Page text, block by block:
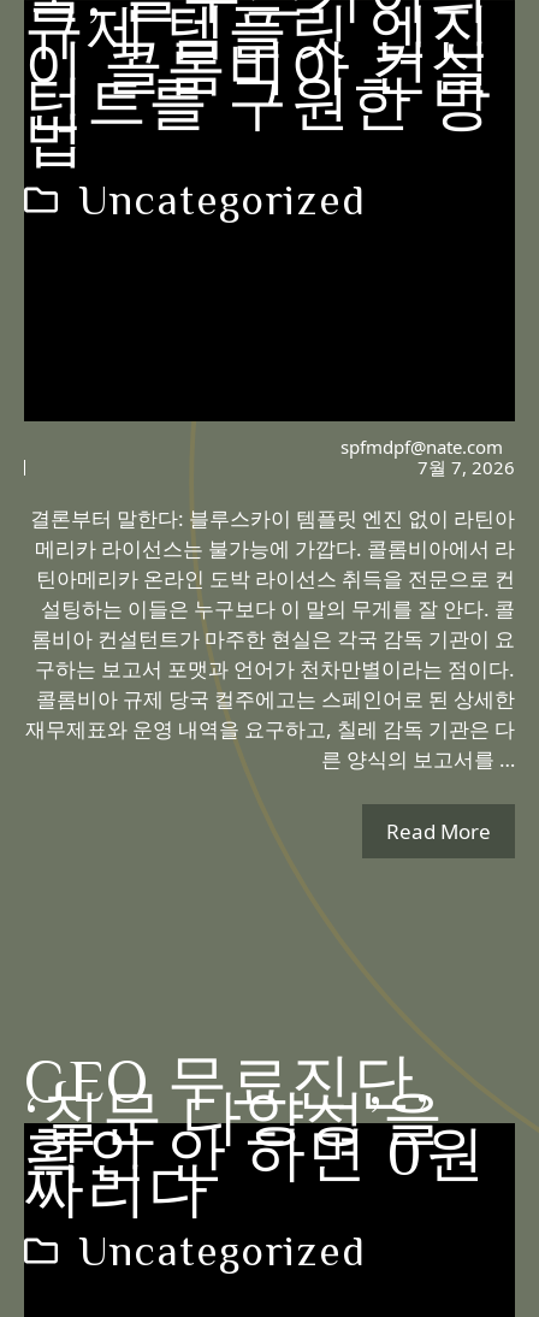
규제 템플릿 엔진
이 콜롬비아 컨설
턴트를 구원한 방
법
Uncategorized
spfmdpf@nate.com
7월 7, 2026
결론부터 말한다: 블루스카이 템플릿 엔진 없이 라틴아
메리카 라이선스는 불가능에 가깝다. 콜롬비아에서 라
틴아메리카 온라인 도박 라이선스 취득을 전문으로 컨
설팅하는 이들은 누구보다 이 말의 무게를 잘 안다. 콜
롬비아 컨설턴트가 마주한 현실은 각국 감독 기관이 요
구하는 보고서 포맷과 언어가 천차만별이라는 점이다.
콜롬비아 규제 당국 컬주에고는 스페인어로 된 상세한
재무제표와 운영 내역을 요구하고, 칠레 감독 기관은 다
른 양식의 보고서를 …
Read More
GEO 무료진단,
‘질문 다양성’을
확인 안 하면 0원
짜리다
Uncategorized